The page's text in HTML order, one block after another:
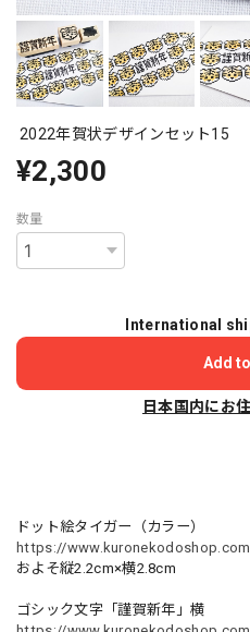
2022年賀状デザインセット15
¥2,300
数量
International
Add
日本国内にお
ドット絵タイガー（カラー）
https://
およそ縦2.2cm×横2.8cm
ゴシック文字「謹賀新年」横